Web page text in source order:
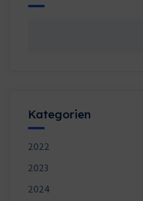
Kategorien
2022
2023
2024